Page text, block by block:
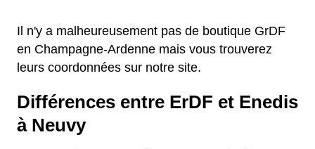
Il n'y a malheureusement pas de boutique GrDF
en Champagne-Ardenne mais vous trouverez
leurs coordonnées sur notre site.
Différences entre ErDF et Enedis
à Neuvy